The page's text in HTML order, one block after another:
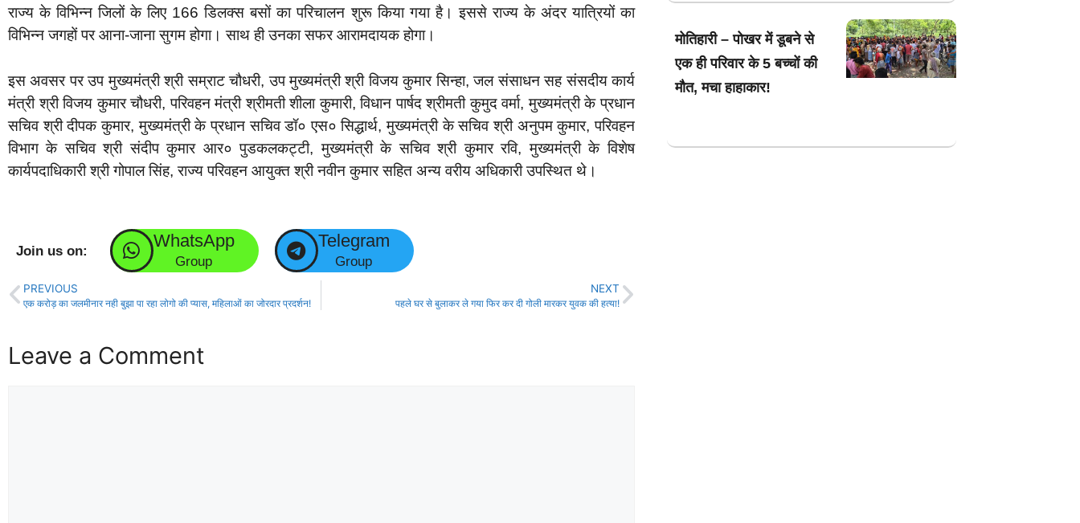
राज्य के विभिन्न जिलों के लिए 166 डिलक्स बसों का परिचालन शुरू किया गया है। इससे राज्य के अंदर यात्रियों का
विभिन्न जगहों पर आना-जाना सुगम होगा। साथ ही उनका सफर आरामदायक होगा।
इस अवसर पर उप मुख्यमंत्री श्री सम्राट चौधरी, उप मुख्यमंत्री श्री विजय कुमार सिन्हा, जल संसाधन सह संसदीय कार्य
मंत्री श्री विजय कुमार चौधरी, परिवहन मंत्री श्रीमती शीला कुमारी, विधान पार्षद श्रीमती कुमुद वर्मा, मुख्यमंत्री के प्रधान
सचिव श्री दीपक कुमार, मुख्यमंत्री के प्रधान सचिव डॉ० एस० सिद्धार्थ, मुख्यमंत्री के सचिव श्री अनुपम कुमार, परिवहन
विभाग के सचिव श्री संदीप कुमार आर० पुडकलकट्टी, मुख्यमंत्री के सचिव श्री कुमार रवि, मुख्यमंत्री के विशेष
कार्यपदाधिकारी श्री गोपाल सिंह, राज्य परिवहन आयुक्त श्री नवीन कुमार सहित अन्य वरीय अधिकारी उपस्थित थे।
Join us on:
WhatsApp
Group
Telegram
Group
PREVIOUS
एक करोड़ का जलमीनार नही बुझा पा रहा लोगो की प्यास, महिलाओं का जोरदार प्रदर्शन!
NEXT
पहले घर से बुलाकर ले गया फिर कर दी गोली मारकर युवक की हत्या!
Leave a Comment
मोतिहारी – पोखर में डूबने से
एक ही परिवार के 5 बच्चों की
मौत, मचा हाहाकार!